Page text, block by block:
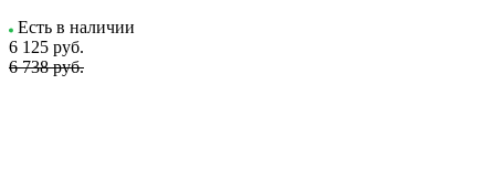
Есть в наличии
6 125 руб.
6 738 руб.